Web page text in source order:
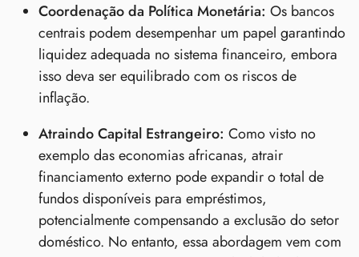
Coordenação da Política Monetária: Os bancos
centrais podem desempenhar um papel garantindo
liquidez adequada no sistema financeiro, embora
isso deva ser equilibrado com os riscos de
inflação.
Atraindo Capital Estrangeiro: Como visto no
exemplo das economias africanas, atrair
financiamento externo pode expandir o total de
fundos disponíveis para empréstimos,
potencialmente compensando a exclusão do setor
doméstico. No entanto, essa abordagem vem com